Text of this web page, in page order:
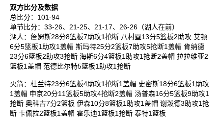
双方比分及数据
总比分：101-94
单节比分：33-26、21-25、21-17、26-26（湖人在前）
湖人：詹姆斯28分8篮板7助攻1抢断 八村塁13分5篮板2助攻 艾顿
6分5篮板1助攻1盖帽 斯玛特25分2篮板7助攻5抢断1盖帽 肯纳德
23分6篮板2助攻3抢断 海斯6分4篮板1助攻1抢断2盖帽 拉拉维亚2
篮板1盖帽 范德比尔特5篮板1助攻1抢断
火箭：杜兰特23分6篮板4助攻1抢断1盖帽 史密斯18分6篮板1助攻
1盖帽 申京20分11篮板5助攻4抢断2盖帽 汤普森16分5篮板9助攻1
抢断 奥科吉7分2篮板 伊森10分8篮板1助攻1盖帽 谢泼德3助攻1抢
断 卡佩拉2篮板1盖帽 霍乐迪1篮板1抢断 泰特1篮板